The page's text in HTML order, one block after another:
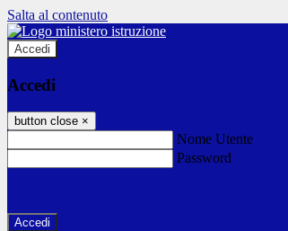
Salta al contenuto
Accedi
Accedi
button close ×
Nome Utente
Password